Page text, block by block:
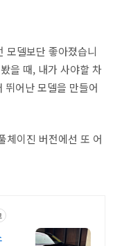
모델보단 좋아졌습니
을 때, 내가 사야할 차
어난 모델을 만들어
체이진 버전에선 또 어